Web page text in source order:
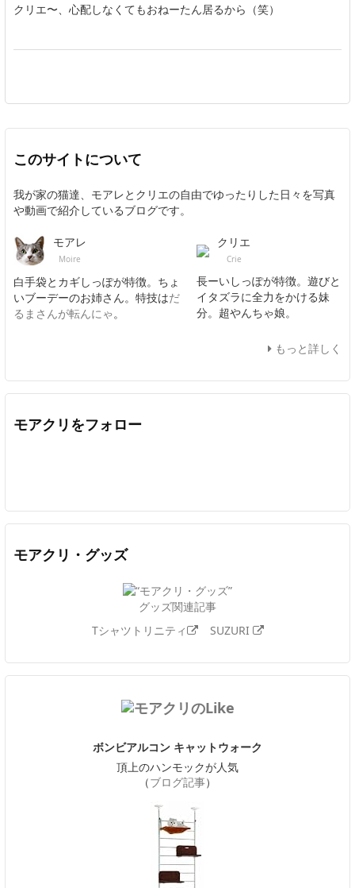
クリエ〜、心配しなくてもおねーたん居るから（笑）
このサイトについて
我が家の猫達、モアレとクリエの自由でゆったりした日々を写真
や動画で紹介しているブログです。
モアレ
Moire
白手袋とカギしっぽが特徴。ちょ
いブーデーのお姉さん。特技はだ
るまさんが転んにゃ。
クリエ
Crie
長ーいしっぽが特徴。遊びと
イタズラに全力をかける妹
分。超やんちゃ娘。
もっと詳しく
モアクリをフォロー
モアクリ・グッズ
グッズ関連記事
Tシャツトリニティ
SUZURI
ボンビアルコン キャットウォーク
頂上のハンモックが人気
（ブログ記事）